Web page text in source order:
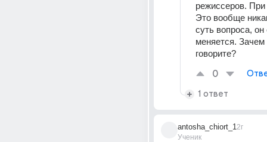
режиссеров. При
Это вообще
суть вопроса, он
меняется. Зачем
говорите?
0
1 ответ
antosha_chiort_1
Ученик
2г